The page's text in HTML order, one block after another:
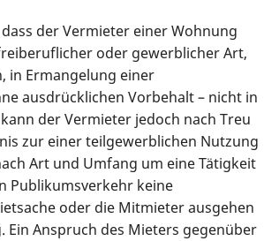
der Vermieter einer Wohnung
oder gewerblicher Art,
in Ermangelung einer
ausdrücklichen Vorbehalt – nicht in
der Vermieter jedoch nach Treu
zur einer teilgewerblichen Nutzung
Art und Umfang um eine Tätigkeit
Publikumsverkehr keine
oder die Mitmieter ausgehen
Anspruch des Mieters gegenüber